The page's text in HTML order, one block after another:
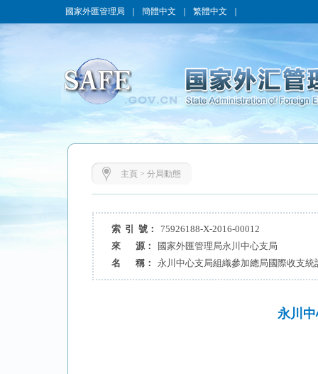
國家外匯管理局 簡體中文 繁體中文
主頁 > 分局動態
索 引 號：
75926188-X-2016-00012
來 源：
國家外匯管理局永川中心支局
名 稱：
永川中心支局組織參加總局國際收支
永川